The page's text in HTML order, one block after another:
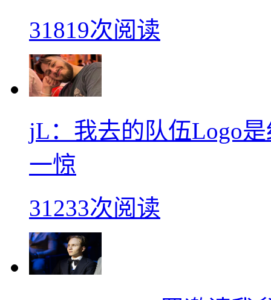
31819次阅读
jL：我去的队伍Logo
一惊
31233次阅读